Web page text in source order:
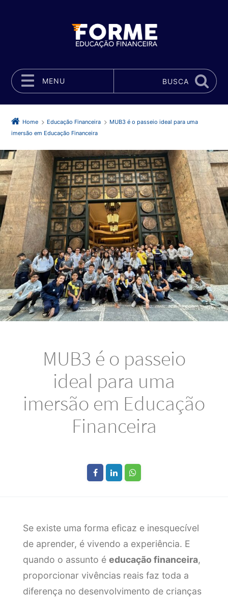
MENU
Pular para o conteúdo
BUSCA
Home Educação Financeira
MUB3 é o passeio ideal para uma
imersão em Educação Financeira
MUB3 é o passeio
ideal para uma
imersão em Educação
Financeira
Se existe uma forma eficaz e inesquecível
de aprender, é vivendo a experiência. E
quando o assunto é educação financeira,
proporcionar vivências reais faz toda a
diferença no desenvolvimento de crianças